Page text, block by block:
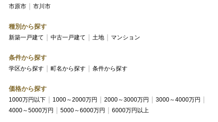
市原市
市川市
種別から探す
新築一戸建て 中古一戸建て 土地 マンション
条件から探す
学区から探す 町名から探す 条件から探す
価格から探す
1000万円以下 1000～2000万円 2000～3000万円
3000～4000万円
4000～5000万円
5000～6000万円 6000万円以上